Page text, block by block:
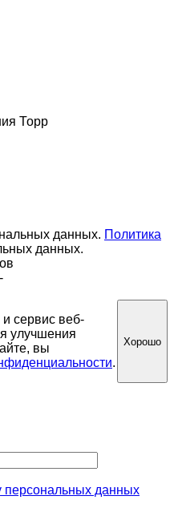
данных. Политика
данных.
сервис веб-
улучшения
вы
.
Хорошо
персональных данных